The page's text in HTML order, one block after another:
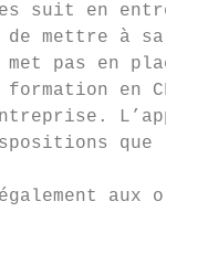
suit en
mettre à sa
pas en place
en CFA
que
aux